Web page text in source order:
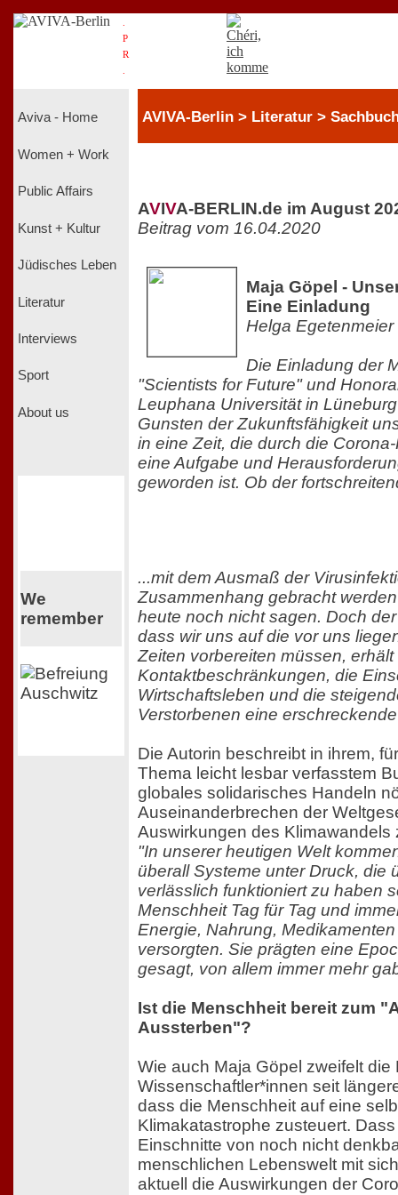
P
R
Aviva - Home
Women + Work
Public Affairs
Kunst + Kultur
Jüdisches Leben
Literatur
Interviews
Sport
About us
We
remember
AVIVA-Berlin > Literatur >
AVIVA-BERLIN.de im August
Beitrag vom 16.04.2020
Maja Göpel -
Eine Einladung
Helga Egetenmeier
Die Einladung der
"Scientists for Future" und
Leuphana Universität in
Gunsten der Zukunftsfähigkeit
in eine Zeit, die durch die
eine Aufgabe und
geworden ist. Ob der
...mit dem Ausmaß der
Zusammenhang gebracht
heute noch nicht sagen. Doch
dass wir uns auf die vor uns
Zeiten vorbereiten müssen,
Kontaktbeschränkungen, die
Wirtschaftsleben und die
Verstorbenen eine
Die Autorin beschreibt in ihrem,
Thema leicht lesbar verfasstem
globales solidarisches Handeln
Auseinanderbrechen der
Auswirkungen des Klimawandels
"In unserer heutigen Welt
überall Systeme unter Druck, die
verlässlich funktioniert zu haben
Menschheit Tag für Tag und
Energie, Nahrung,
versorgten. Sie prägten eine
gesagt, von allem immer mehr
Ist die Menschheit bereit zum
Aussterben"?
Wie auch Maja Göpel zweifelt die
Wissenschaftler*innen seit
dass die Menschheit auf eine
Klimakatastrophe zusteuert.
Einschnitte von noch nicht
menschlichen Lebenswelt mit
aktuell die Auswirkungen der